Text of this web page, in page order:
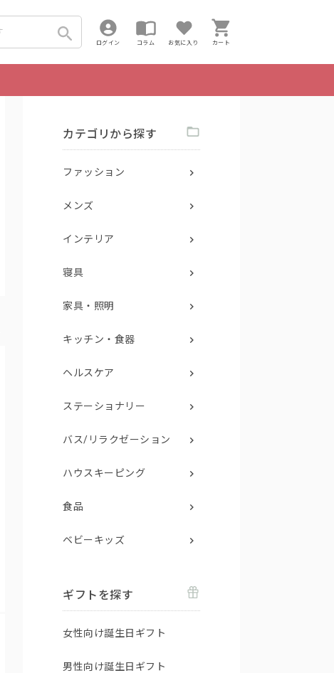
ログイン コラム お気に入り カート
カテゴリから探す
ファッション
メンズ
インテリア
寝具
家具・照明
キッチン・食器
ヘルスケア
ステーショナリー
バス/リラクゼーション
ハウスキーピング
食品
ベビーキッズ
ギフトを探す
女性向け誕生日ギフト
男性向け誕生日ギフト